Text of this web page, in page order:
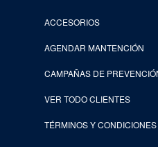
ACCESORIOS
AGENDAR MANTENCIÓN
CAMPAÑAS DE
VER TODO CLIENTES
TÉRMINOS Y